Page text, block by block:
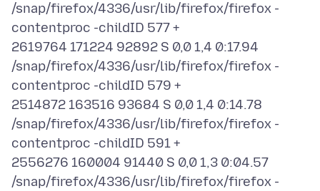
/snap/firefox/4336/usr/lib/firefox/firefox -
contentproc -childID 577 +
2619764 171224 92892 S 0,0 1,4 0:17.94
/snap/firefox/4336/usr/lib/firefox/firefox -
contentproc -childID 579 +
2514872 163516 93684 S 0,0 1,4 0:14.78
/snap/firefox/4336/usr/lib/firefox/firefox -
contentproc -childID 591 +
2556276 160004 91440 S 0,0 1,3 0:04.57
/snap/firefox/4336/usr/lib/firefox/firefox -